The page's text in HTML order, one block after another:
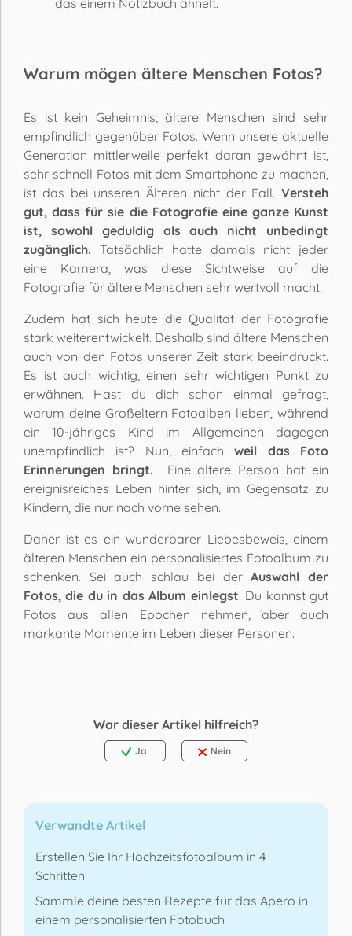
Warum mögen ältere Menschen Fotos?
Es ist kein Geheimnis, ältere Menschen sind sehr
empfindlich gegenüber Fotos. Wenn unsere aktuelle
Generation mittlerweile perfekt daran gewöhnt ist,
sehr schnell Fotos mit dem Smartphone zu machen,
ist das bei unseren Älteren nicht der Fall. Versteh
gut, dass für sie die Fotografie eine ganze Kunst
ist, sowohl geduldig als auch nicht unbedingt
zugänglich. Tatsächlich hatte damals nicht jeder
eine Kamera, was diese Sichtweise auf die
Fotografie für ältere Menschen sehr wertvoll macht.
Zudem hat sich heute die Qualität der Fotografie
stark weiterentwickelt. Deshalb sind ältere Menschen
auch von den Fotos unserer Zeit stark beeindruckt.
Es ist auch wichtig, einen sehr wichtigen Punkt zu
erwähnen. Hast du dich schon einmal gefragt,
warum deine Großeltern Fotoalben lieben, während
ein 10-jähriges Kind im Allgemeinen dagegen
unempfindlich ist? Nun, einfachweil das Foto
Erinnerungen bringt. Eine ältere Person hat ein
ereignisreiches Leben hinter sich, im Gegensatz zu
Kindern, die nur nach vorne sehen.
Daher ist es ein wunderbarer Liebesbeweis, einem
älteren Menschen ein personalisiertes Fotoalbum zu
schenken. Sei auch schlau bei derAuswahl der
Fotos, die du in das Album einlegst. Du kannst gut
Fotos aus allen Epochen nehmen, aber auch
markante Momente im Leben dieser Personen.
War dieser Artikel hilfreich?
Ja Nein
Verwandte Artikel
Erstellen Sie Ihr Hochzeitsfotoalbum in 4
Schritten
Sammle deine besten Rezepte für das Apero in
einem personalisierten Fotobuch